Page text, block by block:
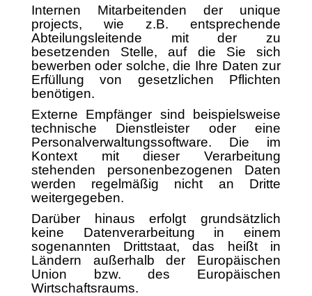
Internen Mitarbeitenden der unique
projects, wie z.B. entsprechende
Abteilungsleitende mit der zu
besetzenden Stelle, auf die Sie sich
bewerben oder solche, die Ihre Daten zur
Erfüllung von gesetzlichen Pflichten
benötigen.
Externe Empfänger sind beispielsweise
technische Dienstleister oder eine
Personalverwaltungssoftware. Die im
Kontext mit dieser Verarbeitung
stehenden personenbezogenen Daten
werden regelmäßig nicht an Dritte
weitergegeben.
Darüber hinaus erfolgt grundsätzlich
keine Datenverarbeitung in einem
sogenannten Drittstaat, das heißt in
Ländern außerhalb der Europäischen
Union bzw. des Europäischen
Wirtschaftsraums.